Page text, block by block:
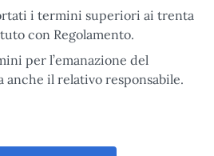
i termini superiori ai trenta
con Regolamento.
per l’emanazione del
il relativo responsabile.